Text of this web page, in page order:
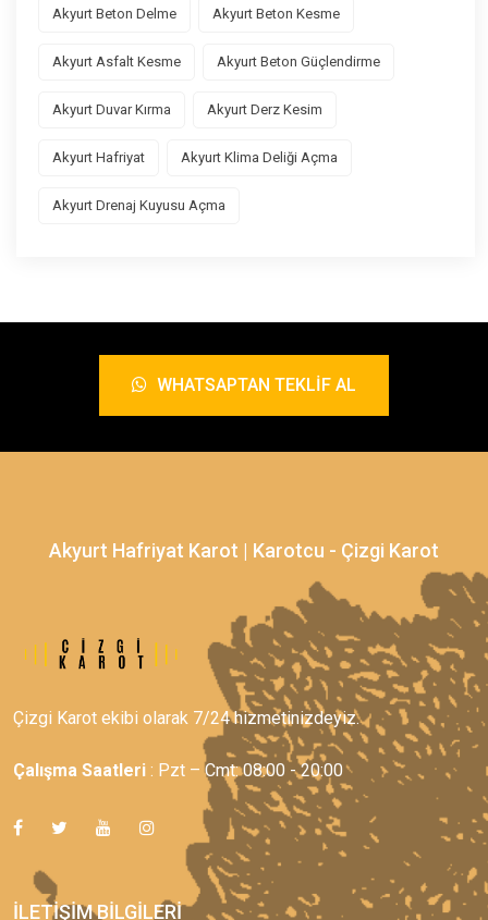
Akyurt Beton Delme Akyurt Beton Kesme
Akyurt Asfalt Kesme Akyurt Beton Güçlendirme
Akyurt Duvar Kırma Akyurt Derz Kesim
Akyurt Hafriyat Akyurt Klima Deliği Açma
Akyurt Drenaj Kuyusu Açma
WHATSAPTAN TEKLIF AL
Akyurt Hafriyat Karot | Karotcu - Çizgi Karot
Çizgi Karot ekibi olarak 7/24 hizmetinizdeyiz.
Çalışma Saatleri : Pzt – Cmt: 08:00 - 20:00
İLETIŞIM BILGILERI